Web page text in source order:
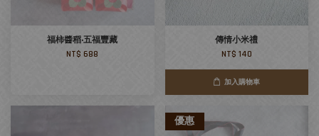
福柿醬稻‧五福豐藏
NT$ 688
傳情小米禮
NT$ 140
加入購物車
優惠